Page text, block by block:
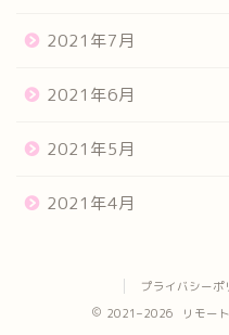
2021年7月
2021年6月
2021年5月
2021年4月
プライバシーポ
2021–2026 リモート